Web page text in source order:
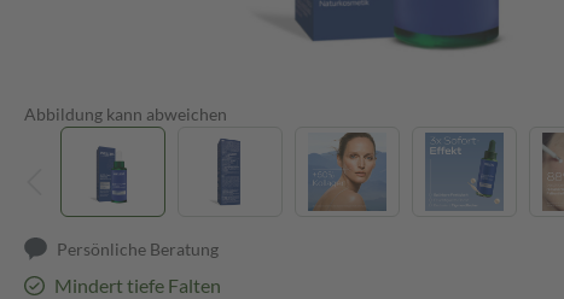
Abbildung kann abweichen
Persönliche Beratung
Mindert tiefe Falten